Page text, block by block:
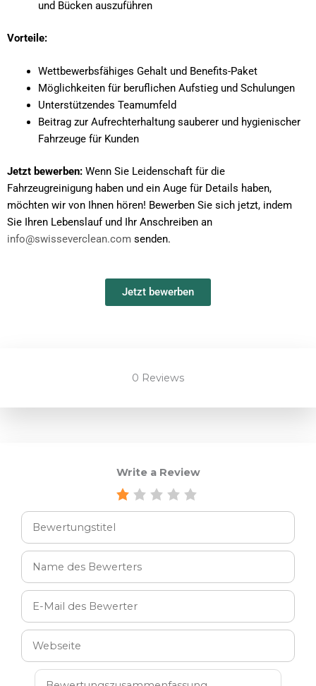
und Bücken auszuführen
Vorteile:
Wettbewerbsfähiges Gehalt und Benefits-Paket
Möglichkeiten für beruflichen Aufstieg und Schulungen
Unterstützendes Teamumfeld
Beitrag zur Aufrechterhaltung sauberer und hygienischer
Fahrzeuge für Kunden
Jetzt bewerben: Wenn Sie Leidenschaft für die
Fahrzeugreinigung haben und ein Auge für Details haben,
möchten wir von Ihnen hören! Bewerben Sie sich jetzt, indem
Sie Ihren Lebenslauf und Ihr Anschreiben an
info@swisseverclean.com senden.
Jetzt bewerben
0 Reviews
Write a Review